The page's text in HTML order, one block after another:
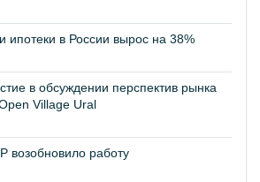
ипотеки в России вырос на 38%
в обсуждении перспектив рынка
Village Ural
возобновило работу